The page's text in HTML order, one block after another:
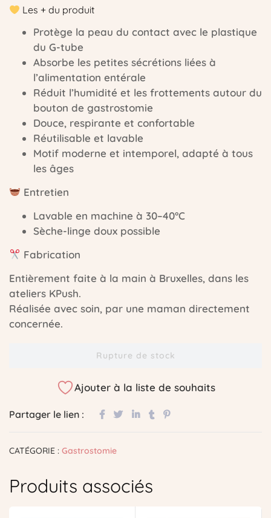
Les + du produit
Protège la peau du contact avec le plastique
du G-tube
Absorbe les petites sécrétions liées à
l’alimentation entérale
Réduit l’humidité et les frottements autour du
bouton de gastrostomie
Douce, respirante et confortable
Réutilisable et lavable
Motif moderne et intemporel, adapté à tous
les âges
Entretien
Lavable en machine à 30–40°C
Sèche-linge doux possible
Fabrication
Entièrement faite à la main à Bruxelles, dans les
ateliers KPush.
Réalisée avec soin, par une maman directement
concernée.
Rupture de stock
Ajouter à la liste de souhaits
Partager le lien :
CATÉGORIE : Gastrostomie
Produits associés